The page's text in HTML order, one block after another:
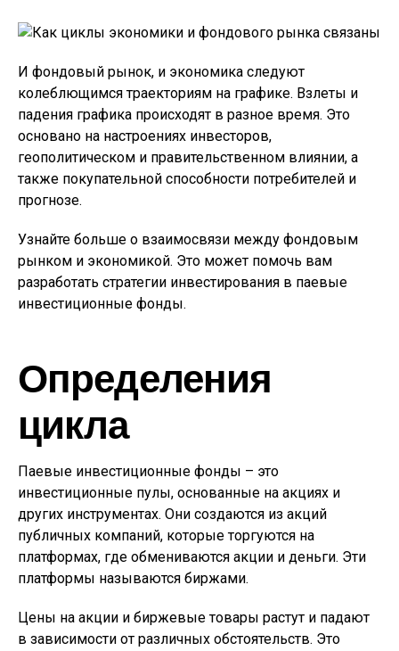
И фондовый рынок, и экономика следуют
колеблющимся траекториям на графике. Взлеты и
падения графика происходят в разное время. Это
основано на настроениях инвесторов,
геополитическом и правительственном влиянии, а
также покупательной способности потребителей и
прогнозе.
Узнайте больше о взаимосвязи между фондовым
рынком и экономикой. Это может помочь вам
разработать стратегии инвестирования в паевые
инвестиционные фонды.
Определения
цикла
Паевые инвестиционные фонды – это
инвестиционные пулы, основанные на акциях и
других инструментах. Они создаются из акций
публичных компаний, которые торгуются на
платформах, где обмениваются акции и деньги. Эти
платформы называются биржами.
Цены на акции и биржевые товары растут и падают
в зависимости от различных обстоятельств. Это